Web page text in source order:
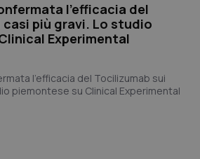
l’efficacia del
più gravi. Lo studio
Experimental